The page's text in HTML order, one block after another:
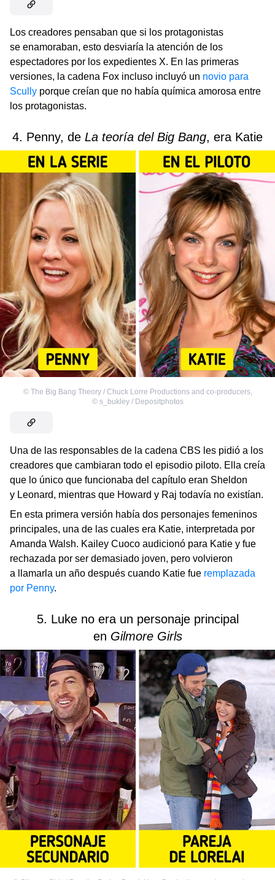
Los creadores pensaban que si los protagonistas
se enamoraban, esto desviaría la atención de los
espectadores por los expedientes X. En las primeras
versiones, la cadena Fox incluso incluyó un novio para
Scully porque creían que no había química amorosa entre
los protagonistas.
4. Penny, de La teoría del Big Bang, era Katie
© The Big Bang Theory / Chuck Lorre Productions and co-producers,
© s_bukley / Depositphotos
Una de las responsables de la cadena CBS les pidió a los
creadores que cambiaran todo el episodio piloto. Ella creía
que lo único que funcionaba del capítulo eran Sheldon
y Leonard, mientras que Howard y Raj todavía no existían.
En esta primera versión había dos personajes femeninos
principales, una de las cuales era Katie, interpretada por
Amanda Walsh. Kailey Cuoco audicionó para Katie y fue
rechazada por ser demasiado joven, pero volvieron
a llamarla un año después cuando Katie fue remplazada
por Penny.
5. Luke no era un personaje principal
en Gilmore Girls